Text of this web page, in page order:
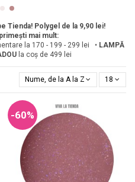
Tienda! Polygel de la 9,90 lei!
mai mult:
la 170 - 199 - 299 lei • LAMPĂ
la coș de 499 lei
Nume, de la A la Z 18
-60%